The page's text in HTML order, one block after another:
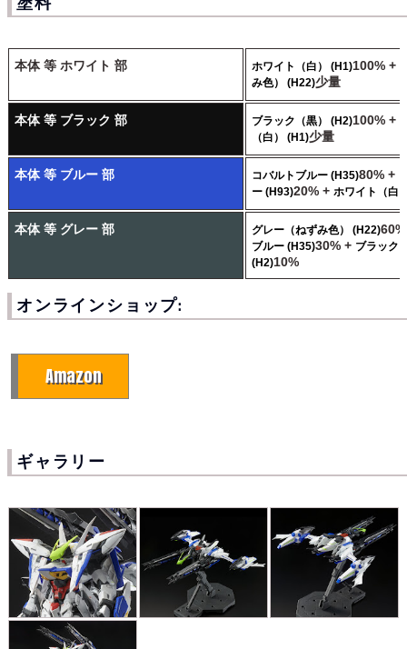
本体 等 ホワイト 部 ホワイト（白） (H1)100% +
み色） (H22)少量
本体 等 ブラック 部 ブラック（黒） (H2)100% +
（白） (H1)少量
本体 等 ブルー 部 コバルトブルー (H35)80% +
ー (H93)20% + ホワイト（白
本体 等 グレー 部 グレー（ねずみ色） (H22)
ブルー (H35)30% + ブラック
(H2)10%
オンラインショップ:
Amazon
ギャラリー